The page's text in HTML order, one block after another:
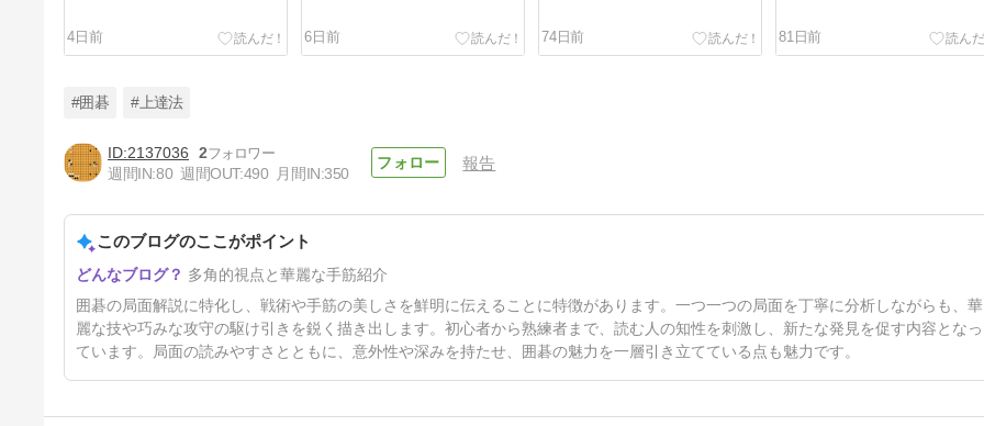
4日前 6日前 74日前 81日前
88日前
#囲碁 #上達法
2137036
2
週間IN:80 週間OUT:490 月間IN:350
報告
このブログのここがポイント
多角的視点と華麗な手筋紹介
囲碁の局面解説に特化し、戦術や手筋の美しさを鮮明に伝えることに特徴があります。一つ一つの局面を丁寧に分析しながらも、華
麗な技や巧みな攻守の駆け引きを鋭く描き出します。初心者から熟練者まで、読む人の知性を刺激し、新たな発見を促す内容となっ
ています。局面の読みやすさとともに、意外性や深みを持たせ、囲碁の魅力を一層引き立てている点も魅力です。